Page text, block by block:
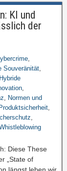
KI und
der
,
Souveränität,
Hybride
,
, Normen und
Produktsicherheit,
,
Diese These
„State of